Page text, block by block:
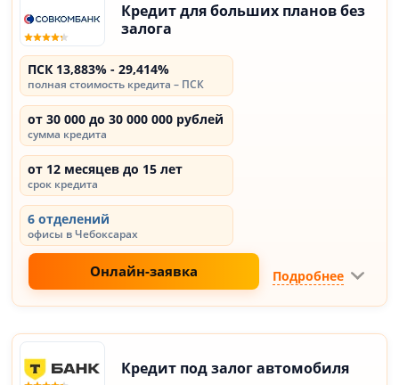
Кредит для больших планов без
залога
ПСК 13,883% - 29,414%
полная стоимость кредита – ПСК
от 30 000 до 30 000 000 рублей
сумма кредита
от 12 месяцев до 15 лет
срок кредита
6 отделений
офисы в Чебоксарах
Онлайн-заявка Подробнее
Кредит под залог автомобиля